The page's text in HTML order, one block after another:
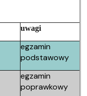
uwagi
egzamin
podstawowy
egzamin
poprawkowy